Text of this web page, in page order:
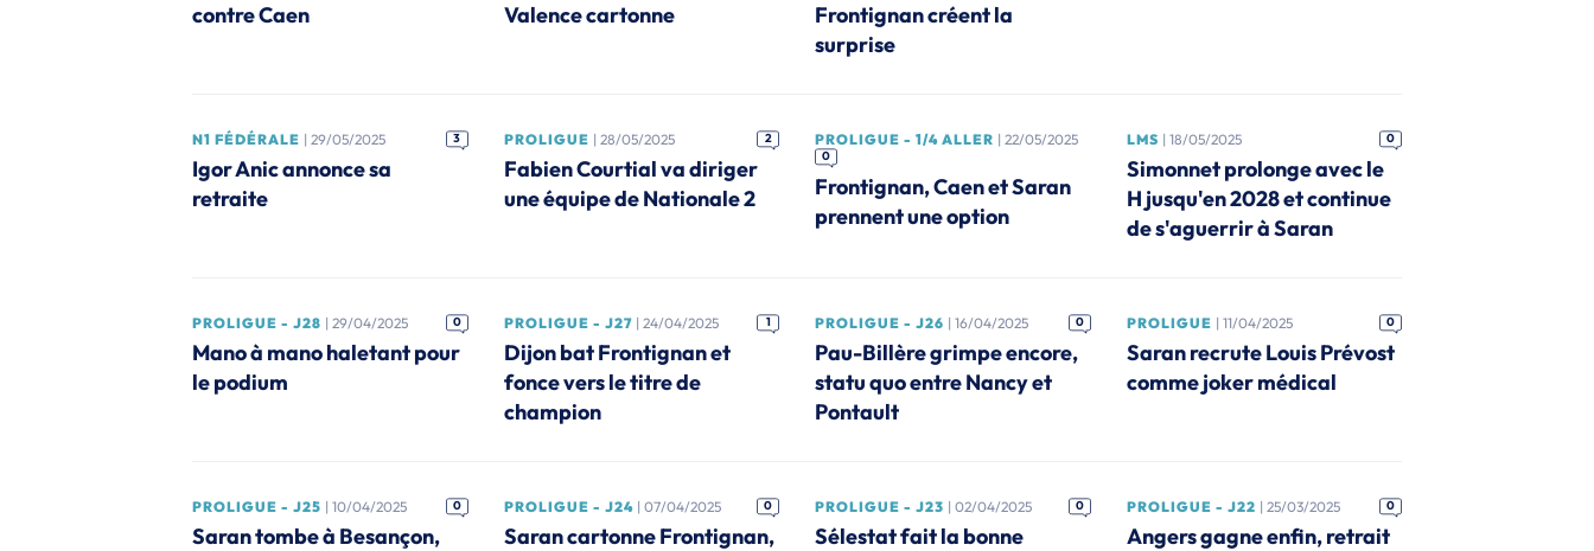
contre Caen
Valence cartonne
Frontignan créent la
surprise
N1 FÉDÉRALE | 29/05/2025 3
Igor Anic annonce sa
retraite
PROLIGUE | 28/05/2025 2
Fabien Courtial va diriger
une équipe de Nationale 2
PROLIGUE - 1/4 ALLER | 22/05/2025
0
Frontignan, Caen et Saran
prennent une option
LMS | 18/05/2025 0
Simonnet prolonge avec le
H jusqu'en 2028 et continue
de s'aguerrir à Saran
PROLIGUE - J28 | 29/04/2025 0
Mano à mano haletant pour
le podium
PROLIGUE - J27 | 24/04/2025 1
Dijon bat Frontignan et
fonce vers le titre de
champion
PROLIGUE - J26 | 16/04/2025 0
Pau-Billère grimpe encore,
statu quo entre Nancy et
Pontault
PROLIGUE | 11/04/2025 0
Saran recrute Louis Prévost
comme joker médical
PROLIGUE - J25 | 10/04/2025 0
Saran tombe à Besançon,
PROLIGUE - J24 | 07/04/2025 0
Saran cartonne Frontignan,
PROLIGUE - J23 | 02/04/2025 0
Sélestat fait la bonne
PROLIGUE - J22 | 25/03/2025 0
Angers gagne enfin, retrait